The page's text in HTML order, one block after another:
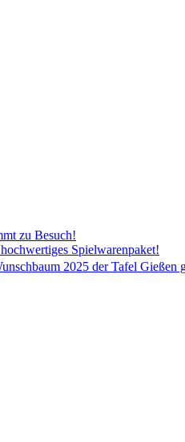
zu Besuch!
Spielwarenpaket!
2025 der Tafel Gießen